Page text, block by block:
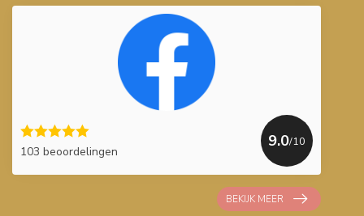
103 beoordelingen
9.0/10
BEKIJK MEER